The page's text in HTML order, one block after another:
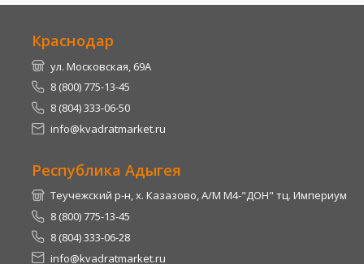
Краснодар
ул. Московская, 69А
8 (800) 775-13-45
8 (804) 333-06-50
info@kvadratmarket.ru
Республика Адыгея
Теучежский р-н, х. Казазово, А/М М4-"ДОН" тц. Империум
8 (800) 775-13-45
8 (804) 333-06-28
info@kvadratmarket.ru